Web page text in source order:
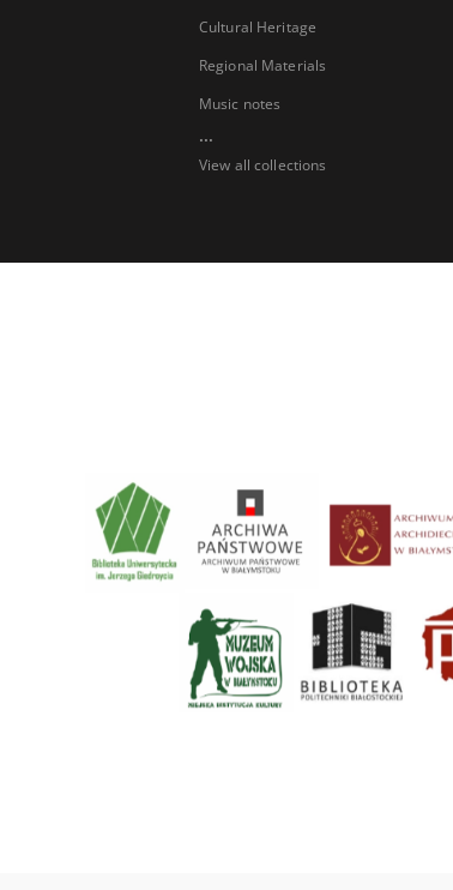
Cultural Heritage
Regional Materials
Music notes
...
View all collections